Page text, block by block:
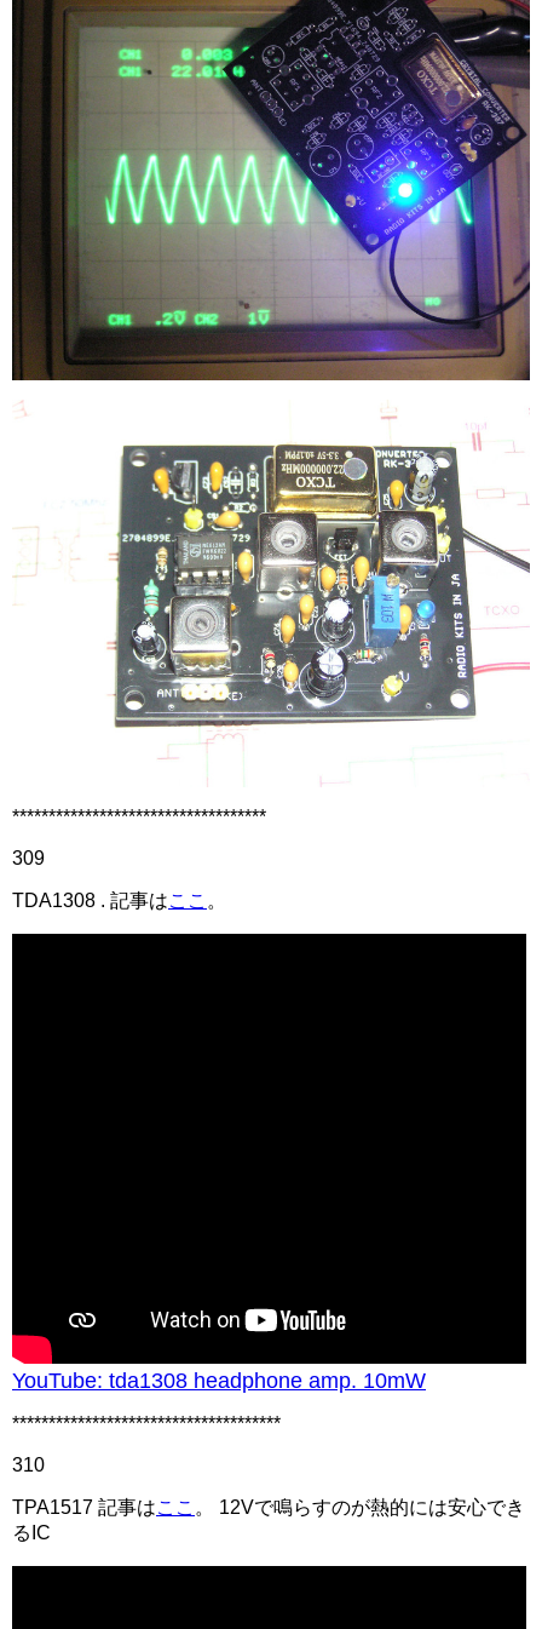
***********************************
309
TDA1308 . 記事はここ 。
YouTube: tda1308 headphone amp. 10mW
*************************************
310
TPA1517 記事はここ 。 12Vで鳴らすのが熱的には安心でき
るIC